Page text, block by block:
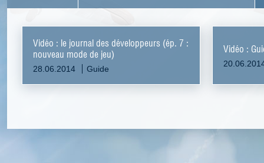
Vidéo : le journal des développeurs (ép. 7 :
nouveau mode de jeu)
28.06.2014 Guide
Vidéo :